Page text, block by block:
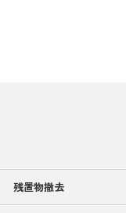
残置物撤去